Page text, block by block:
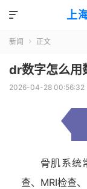
上

新闻  正文
dr数字怎么用
2026-04-28 00:56:32
骨肌系统
查、MRI检查